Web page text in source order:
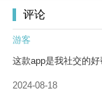
评论
游客
这款app是我社交的
2024-08-18